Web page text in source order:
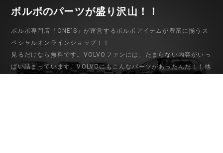
ボルボのパーツが盛り沢山！！
ボルボ専門店「ONE'S」が運営するボルボアイテムが豊富に揃うス
ペシャルオンラインショップ！！
見るだけなら無料です。VOLVOファンには、たまらない内容がいっ
ぱい詰まっています。VOLVOにもこんなパーツがあったんだ！！他